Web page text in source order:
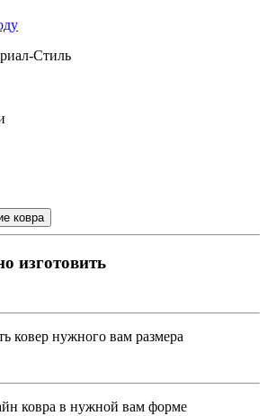
Стиль
изготовить
ковер нужного вам размера
ковра в нужной вам форме